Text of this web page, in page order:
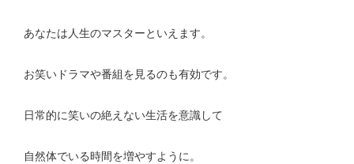
あなたは人生のマスターといえます。
お笑いドラマや番組を見るのも有効です。
日常的に笑いの絶えない生活を意識して
自然体でいる時間を増やすように。